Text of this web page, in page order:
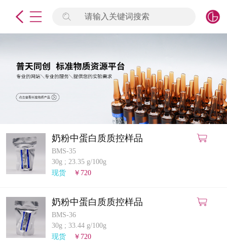
请输入关键词搜索
奶粉中蛋白质质控样品
BMS-35
30g ; 23.35 g/100g
现货
￥720
奶粉中蛋白质质控样品
BMS-36
30g ; 33.44 g/100g
现货
￥720
签到
标准物质
产品专项
微生物检测/质控品
定制标物
定制仪器
计量课堂